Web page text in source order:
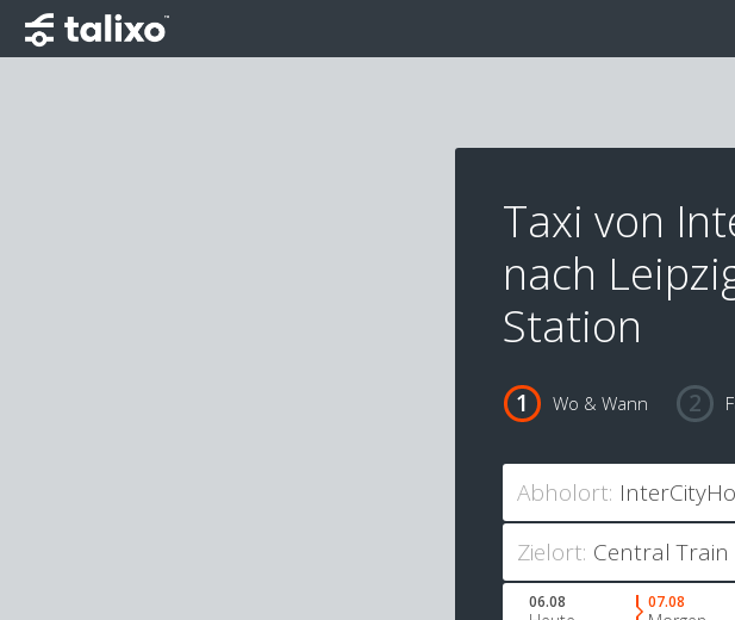
Taxi von
nach
Station
Wo & Wann
Abholort:
Zielort:
06.08 07.08